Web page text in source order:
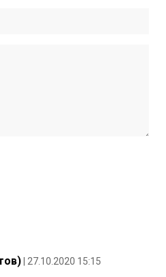
| 27.10.2020 15:15